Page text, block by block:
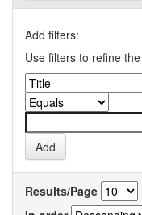
Add filters:
Use filters to refine
Results/Page